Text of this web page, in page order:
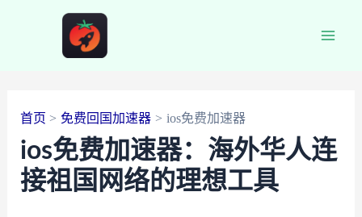
首页 免费回国加速器 ios免费加速器
ios免费加速器：海外华人连
接祖国网络的理想工具